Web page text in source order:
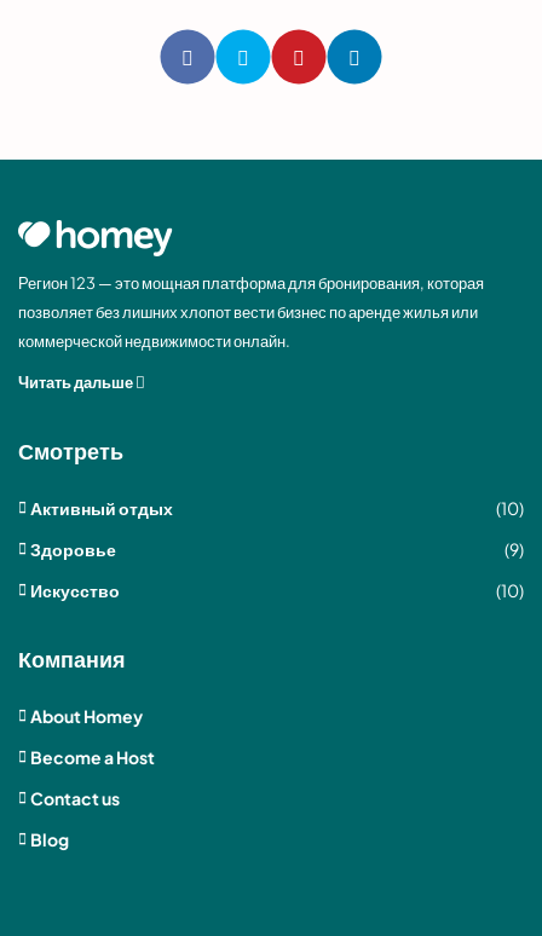
Регион 123 — это мощная платформа для бронирования, которая
позволяет без лишних хлопот вести бизнес по аренде жилья или
коммерческой недвижимости онлайн.
Читать дальше
Смотреть
Активный отдых
(10)
Здоровье
(9)
Искусство
(10)
Компания
About Homey
Become a Host
Contact us
Blog